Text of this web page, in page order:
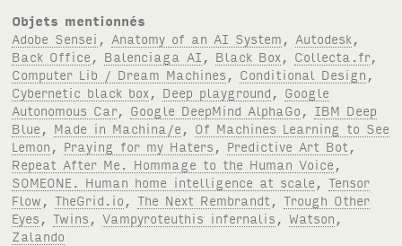
Objets mentionnés
Adobe Sensei , Anatomy of an AI System , Autodesk,
Back Office , Balenciaga AI , Black Box, Collecta.fr,
Computer Lib / Dream Machines , Conditional Design ,
Cybernetic black box, Deep playground , Google
Autonomous Car, Google DeepMind AlphaGo , IBM Deep
Blue , Made in Machina/e , Of Machines Learning to See
Lemon , Praying for my Haters , Predictive Art Bot ,
Repeat After Me. Hommage to the Human Voice ,
SOMEONE. Human home intelligence at scale ,Tensor
Flow ,TheGrid.io ,The Next Rembrandt ,Trough Other
Eyes ,Twins ,Vampyroteuthis infernalis ,Watson ,
Zalando